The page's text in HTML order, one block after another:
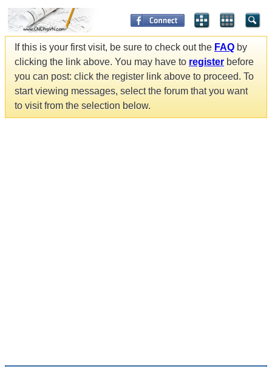
If this is your first visit, be sure to check out the FAQ by
clicking the link above. You may have to register before
you can post: click the register link above to proceed. To
start viewing messages, select the forum that you want
to visit from the selection below.